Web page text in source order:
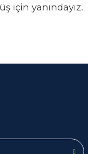
için yanındayız.